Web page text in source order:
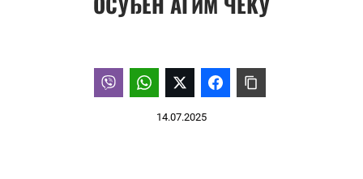
14.07.2025